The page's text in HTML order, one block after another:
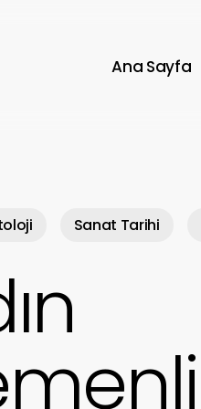
Ana Sayfa
Sanat Tarihi